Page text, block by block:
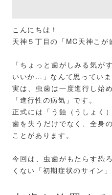
こんにちは！
天神５丁目の「MC天神こ
「ちょっと歯がしみる気が
いいか…」なんて思っていま
実は、虫歯は一度進行し始
「進行性の病気」です。
正式には「う蝕（うしょく
歯を失うだけでなく、全身
ことがあります。
今回は、虫歯がもたらす恐
くない「初期症状のサイン